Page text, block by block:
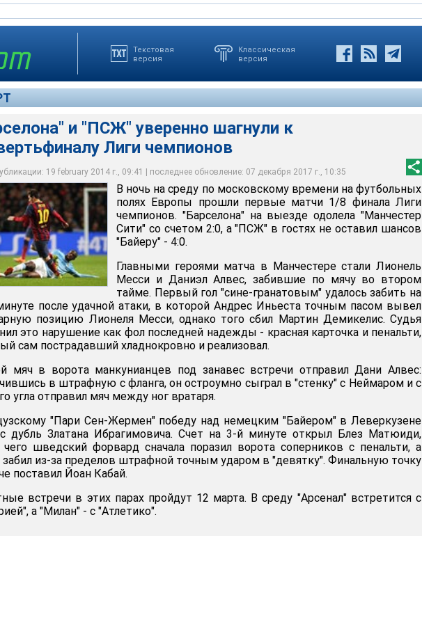
Текстовая
версия
Классическая
версия
и "ПСЖ" уверенно шагнули к
Лиги чемпионов
19 february 2014 г., 09:41 | последнее обновление: 07 декабря 2017 г., 10:35
на выезде одолела "Манчестер Сити"
Look Press
В ночь на среду по московскому времени на футбольных
полях Европы прошли первые матчи 1/8 финала Лиги
чемпионов. "Барселона" на выезде одолела "Манчестер
Сити" со счетом 2:0, а "ПСЖ" в гостях не оставил шансов
"Байеру" - 4:0.
Главными героями матча в Манчестере стали Лионель
Месси и Даниэл Алвес, забившие по мячу во втором
тайме. Первый гол "сине-гранатовым" удалось забить на
после удачной атаки, в которой Андрес Иньеста точным пасом вывел
позицию Лионеля Месси, однако того сбил Мартин Демикелис. Судья
это нарушение как фол последней надежды - красная карточка и пенальти,
сам пострадавший хладнокровно и реализовал.
мяч в ворота манкунианцев под занавес встречи отправил Дани Алвес:
в штрафную с фланга, он остроумно сыграл в "стенку" с Неймаром и с
угла отправил мяч между ног вратаря.
"Пари Сен-Жермен" победу над немецким "Байером" в Леверкузене
дубль Златана Ибрагимовича. Счет на 3-й минуте открыл Блез Матюиди,
чего шведский форвард сначала поразил ворота соперников с пенальти, а
забил из-за пределов штрафной точным ударом в "девятку". Финальную точку
поставил Йоан Кабай.
встречи в этих парах пройдут 12 марта. В среду "Арсенал" встретится с
а "Милан" - с "Атлетико".